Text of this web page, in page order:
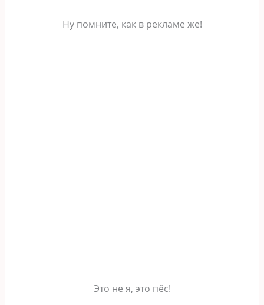
Ну помните, как в рекламе же!
Это не я, это пёс!